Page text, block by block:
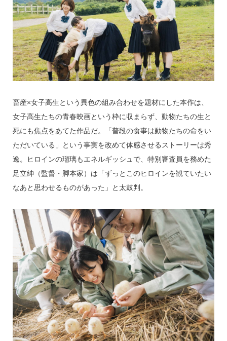
畜産×女子高生という異色の組み合わせを題材にした本作は、
女子高生たちの青春映画という枠に収まらず、動物たちの生と
死にも焦点をあてた作品だ。「普段の食事は動物たちの命をい
ただいている」という事実を改めて体感させるストーリーは秀
逸。ヒロインの瑠璃もエネルギッシュで、特別審査員を務めた
足立紳（監督・脚本家）は「ずっとこのヒロインを観ていたい
なあと思わせるものがあった」と太鼓判。